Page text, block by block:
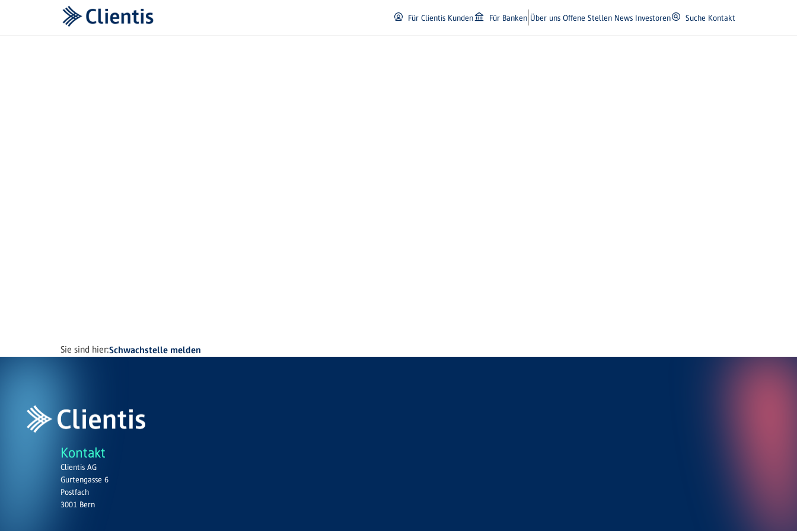
Für Clientis Kunden Für Banken Über uns Offene Stellen News Investoren Suche Kontakt
Sie sind hier:Schwachstelle melden
Kontakt
Clientis AG
Gurtengasse 6
Postfach
3001 Bern